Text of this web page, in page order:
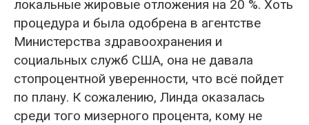
локальные жировые отложения на 20 %. Хоть
процедура и была одобрена в агентстве
Министерства здравоохранения и
социальных служб США, она не давала
стопроцентной уверенности, что всё пойдет
по плану. К сожалению, Линда оказалась
среди того мизерного процента, кому не